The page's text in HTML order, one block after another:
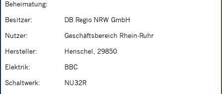
Beheimatung:
Besitzer: DB Regio NRW GmbH
Nutzer: Geschäftsbereich Rhein-Ruhr
Hersteller: Henschel, 29850
Elektrik: BBC
Schaltwerk: NU32R